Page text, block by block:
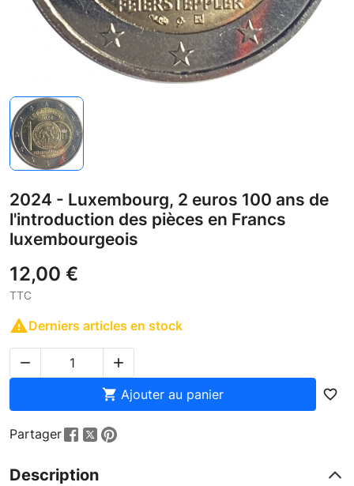
2024 - Luxembourg, 2 euros 100 ans de
l'introduction des pièces en Francs
luxembourgeois
12,00 €
TTC
Derniers articles en stock


 Ajouter au panier favorite_border
Partager
Description